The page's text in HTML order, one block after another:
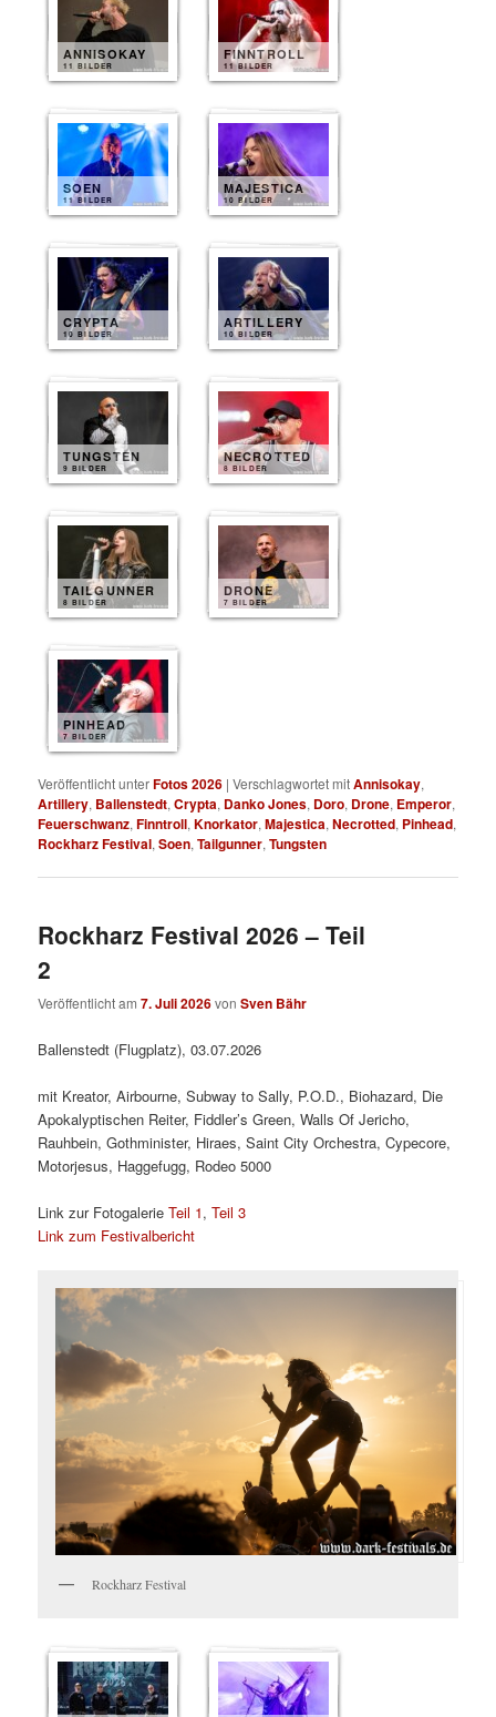
ANNISOKAY
11 BILDER
FINNTROLL
11 BILDER
SOEN
11 BILDER
MAJESTICA
10 BILDER
CRYPTA
10 BILDER
ARTILLERY
10 BILDER
TUNGSTEN
9 BILDER
NECROTTED
8 BILDER
TAILGUNNER
8 BILDER
DRONE
7 BILDER
PINHEAD
7 BILDER
Veröffentlicht unterFotos 2026 |Verschlagwortet mitAnnisokay,
Artillery, Ballenstedt,Crypta, Danko Jones, Doro, Drone, Emperor,
Feuerschwanz,Finntroll,Knorkator,Majestica,Necrotted, Pinhead,
Rockharz Festival,Soen,Tailgunner,Tungsten
Rockharz Festival 2026 – Teil
2
Veröffentlicht am7. Juli 2026vonSven Bähr
Ballenstedt (Flugplatz), 03.07.2026
mit Kreator, Airbourne, Subway to Sally, P.O.D., Biohazard, Die
Apokalyptischen Reiter, Fiddler’s Green, Walls Of Jericho,
Rauhbein, Gothminister, Hiraes, Saint City Orchestra, Cypecore,
Motorjesus, Haggefugg, Rodeo 5000
Link zur FotogalerieTeil 1,Teil 3
Link zum Festivalbericht
Rockharz Festival